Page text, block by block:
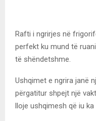
Rafti i ngrirjes në
perfekt ku mund të
të shëndetshme.
Ushqimet e ngrira janë
përgatitur shpejt një
lloje ushqimesh që iu